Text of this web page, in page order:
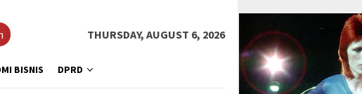
THURSDAY, AUGUST 6, 2026
BISNIS DPRD